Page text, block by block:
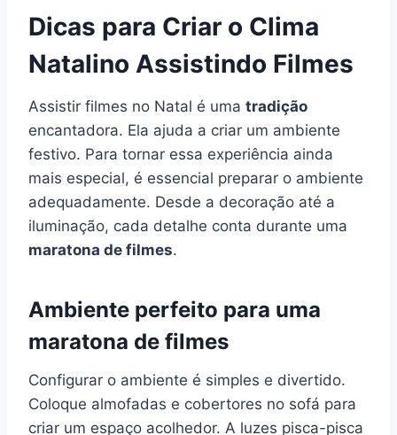
Dicas para Criar o Clima
Natalino Assistindo Filmes
Assistir filmes no Natal é uma tradição
encantadora. Ela ajuda a criar um ambiente
festivo. Para tornar essa experiência ainda
mais especial, é essencial preparar o ambiente
adequadamente. Desde a decoração até a
iluminação, cada detalhe conta durante uma
maratona de filmes.
Ambiente perfeito para uma
maratona de filmes
Configurar o ambiente é simples e divertido.
Coloque almofadas e cobertores no sofá para
criar um espaço acolhedor. A luzes pisca-pisca